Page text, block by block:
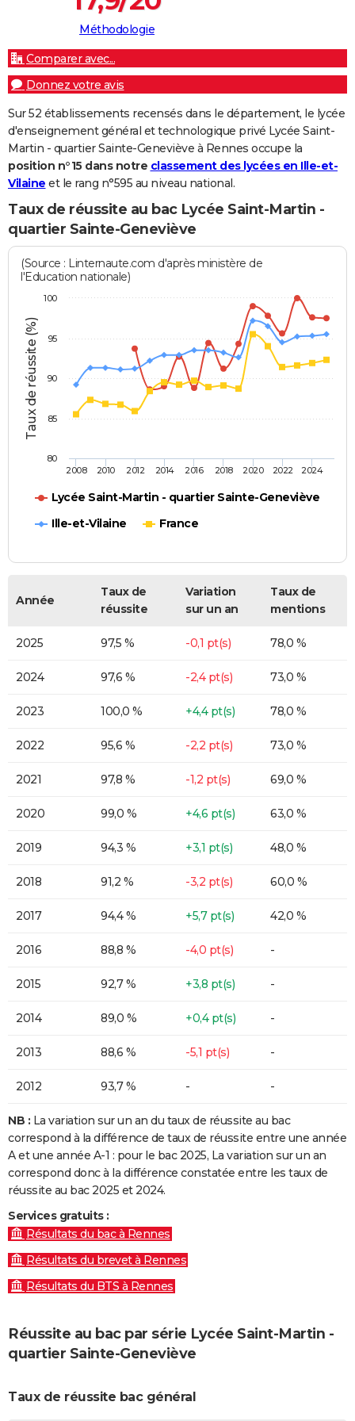
Méthodologie
Comparer avec...
Donnez votre avis
Sur 52 établissements recensés dans le département, le lycée
d'enseignement général et technologique privé Lycée Saint-
Martin - quartier Sainte-Geneviève à Rennes occupe la
position n°15 dans notre classement des lycées en Ille-et-
Vilaine et le rang n°595 au niveau national.
Taux de réussite au bac Lycée Saint-Martin -
quartier Sainte-Geneviève
Taux de réussite (%)
(Source : Linternaute.com d'après ministère de
l'Education nationale)
Lycée Saint-Martin - quartier Sainte-Geneviève
Ille-et-Vilaine
France
2008 2010 2012 2014 2016 2018 2020 2022 2024
80
85
90
95
100
Année
Taux de
réussite
Variation
sur un an
Taux de
mentions
2025 97,5 % -0,1 pt(s) 78,0 %
2024 97,6 % -2,4 pt(s) 73,0 %
2023 100,0 % +4,4 pt(s) 78,0 %
2022 95,6 % -2,2 pt(s) 73,0 %
2021 97,8 % -1,2 pt(s) 69,0 %
2020 99,0 % +4,6 pt(s) 63,0 %
2019 94,3 % +3,1 pt(s) 48,0 %
2018 91,2 % -3,2 pt(s) 60,0 %
2017 94,4 % +5,7 pt(s) 42,0 %
2016 88,8 % -4,0 pt(s) -
2015 92,7 % +3,8 pt(s) -
2014 89,0 % +0,4 pt(s) -
2013 88,6 % -5,1 pt(s) -
2012 93,7 % - -
NB : La variation sur un an du taux de réussite au bac
correspond à la différence de taux de réussite entre une année
A et une année A-1 : pour le bac 2025, La variation sur un an
correspond donc à la différence constatée entre les taux de
réussite au bac 2025 et 2024.
Services gratuits :
Résultats du bac à Rennes
Résultats du brevet à Rennes
Résultats du BTS à Rennes
Réussite au bac par série Lycée Saint-Martin -
quartier Sainte-Geneviève
Taux de réussite bac général